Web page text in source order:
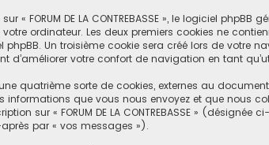
DE LA CONTREBASSE », le logiciel phpBB
ordinateur. Les deux premiers cookies ne
Un troisième cookie sera créé lors de votre
d’améliorer votre confort de navigation en tant
une quatrième sorte de cookies, externes au
que vous nous envoyez et que nous
sur « FORUM DE LA CONTREBASSE » (désignée
par « vos messages »).